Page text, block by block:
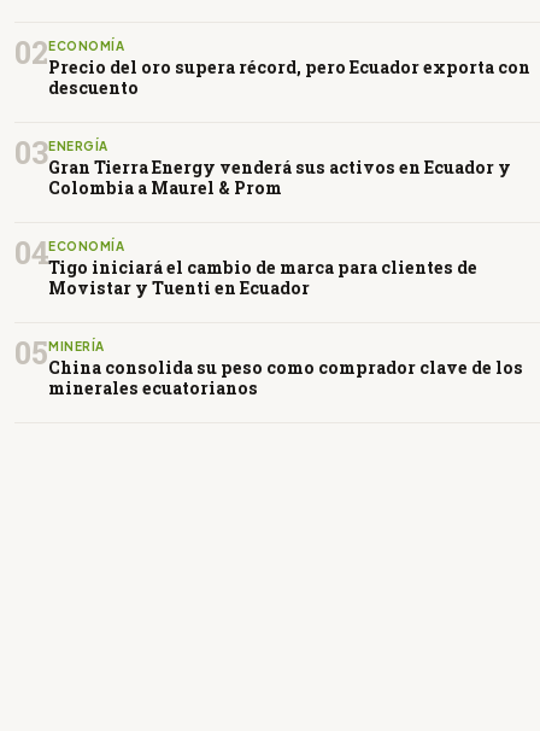
02ECONOMÍA
Precio del oro supera récord, pero Ecuador exporta con
descuento
03ENERGÍA
Gran Tierra Energy venderá sus activos en Ecuador y
Colombia a Maurel & Prom
04ECONOMÍA
Tigo iniciará el cambio de marca para clientes de
Movistar y Tuenti en Ecuador
05MINERÍA
China consolida su peso como comprador clave de los
minerales ecuatorianos